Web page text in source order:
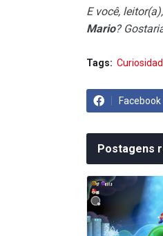
E você,
Mario?
Tags:
Facebook
Postagens